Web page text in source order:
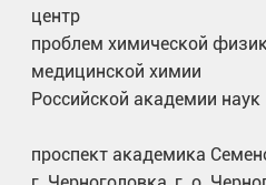
центр
проблем химической
медицинской химии
Российской академии наук
проспект академика